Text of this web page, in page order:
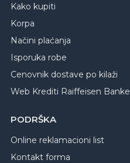
Kako kupiti
Korpa
Načini plaćanja
Isporuka robe
Cenovnik dostave po kilaži
Web Krediti Raiffeisen Banke
PODRŠKA
Online reklamacioni list
Kontakt forma